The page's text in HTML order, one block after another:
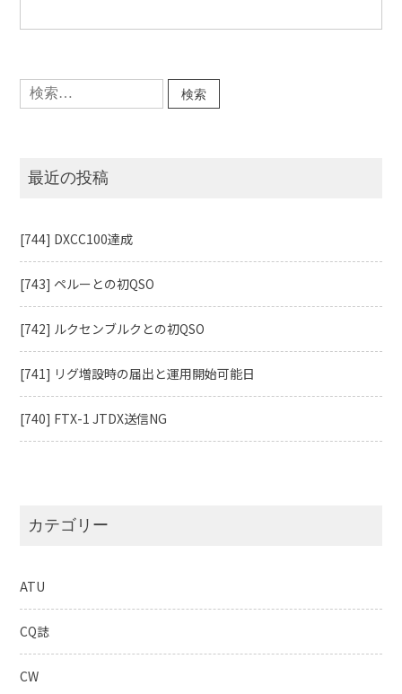
凄
さ』
検
索:
最近の投稿
[744] DXCC100達成
[743] ペルーとの初QSO
[742] ルクセンブルクとの初QSO
[741] リグ増設時の届出と運用開始可能日
[740] FTX-1 JTDX送信NG
カテゴリー
ATU
CQ誌
CW